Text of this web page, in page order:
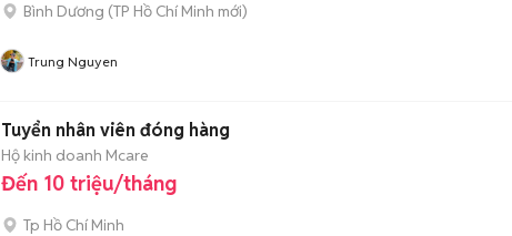
Bình Dương (TP Hồ Chí Minh mới)
Trung Nguyen
Tuyển nhân viên đóng hàng
Hộ kinh doanh Mcare
Đến 10 triệu/tháng
Tp Hồ Chí Minh